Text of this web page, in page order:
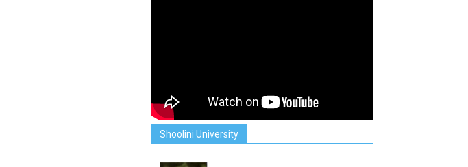
Shoolini University